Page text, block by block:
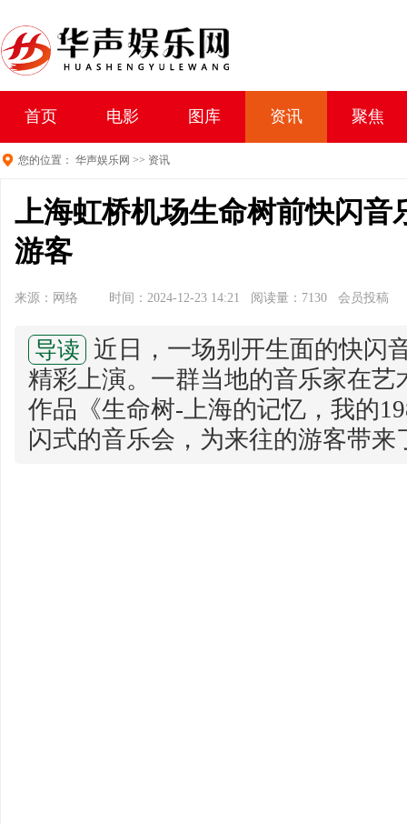
首页 电影 图库 资讯 聚焦
您的位置： 华声娱乐网 >> 资讯
上海虹桥机场生命树前快闪音
游客
来源：网络 时间：2024-12-23 14:21 阅读量：7130 会员投稿
导读
近日，一场别开生面的快闪
精彩上演。一群当地的音乐家在艺
作品《生命树-上海的记忆，我的
闪式的音乐会，为来往的游客带来